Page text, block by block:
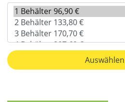
Auswählen